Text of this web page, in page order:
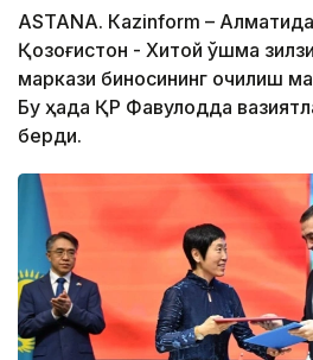
ASTANА. Кazinform –
Қозоғистон - Хитой қўшма
маркази биносининг очилиш
Бу ҳақда ҚР Фавқулодда
берди.